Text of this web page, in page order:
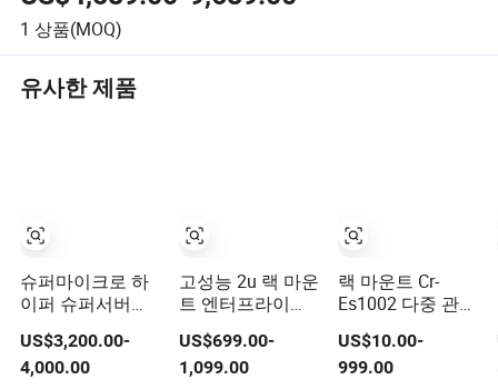
1 상품(MOQ)
유사한 제품
슈퍼마이크로 하
이퍼 슈퍼서버
Sys-222ha-Tn 2u
얕은 랙 장착 서버
케이스 2u
US$3,200.00-
4,000.00
고성능 2u 랙 마운
트 엔터프라이즈
급 레노버
Sr650V2 서버
US$699.00-
1,099.00
랙 마운트 Cr-
Es1002 다중 관리
자 보안 파일 관리
무종이 회의 서버
대규모 정부 기업
US$10.00-
999.00